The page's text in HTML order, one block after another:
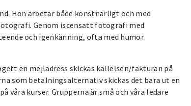
Hon arbetar både konstnärligt och med
Genom iscensatt fotografi med
och igenkänning, ofta med humor.
en mejladress skickas kallelsen/fakturan på
som betalningsalternativ skickas det bara ut en
kurser. Grupperna är små och våra ledare